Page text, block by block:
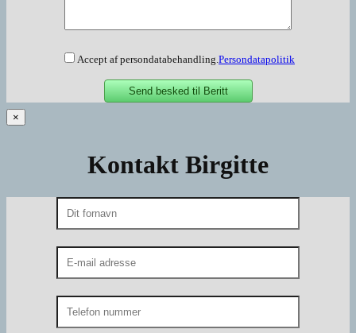
Accept af persondatabehandling. Persondatapolitik
×
Kontakt Birgitte